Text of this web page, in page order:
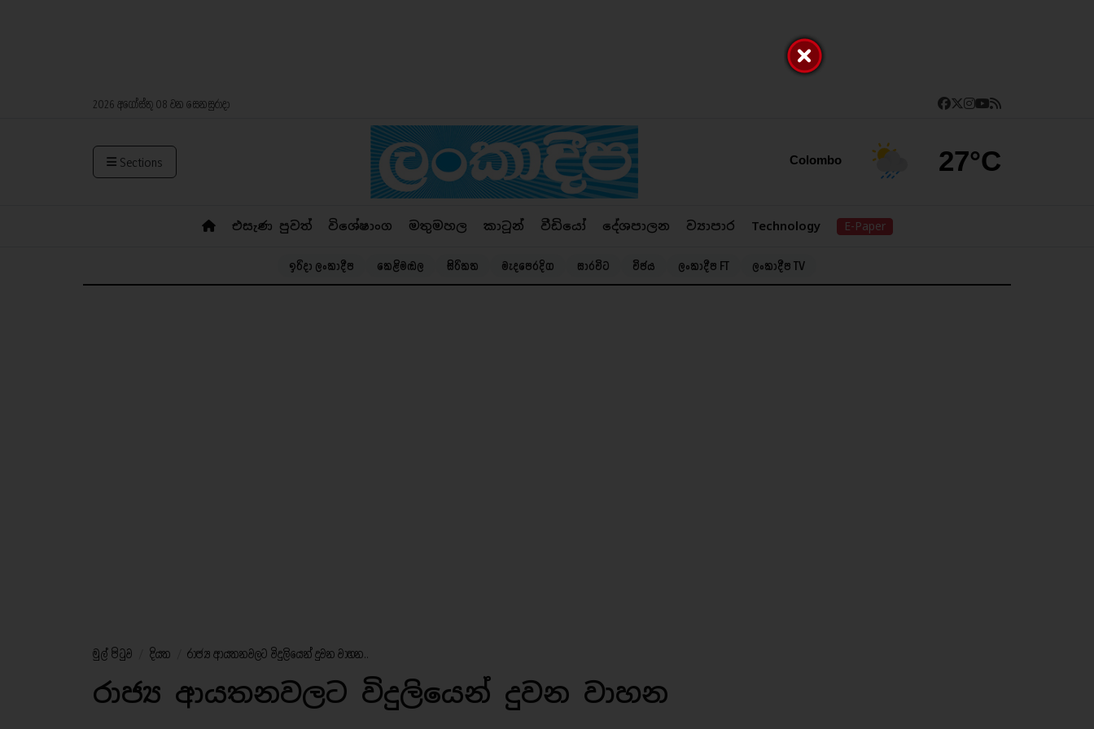
2026 අගෝස්තු 08 වන සෙනසුරාදා
Sections Colombo 27°C
එසැණ පුවත් විශේෂාංග මතුමහල කාටූන් වීඩියෝ දේශපාලන ව්‍යාපාර Technology E-Paper
ඉරිදා ලංකාදීප කෙළිමඬල සිරිකත මැදපෙරදිග සාරවිට විජය ලංකාදීප FT ලංකාදීප TV
මුල් පිටුව දියත රාජ්‍ය ආයතනවලට විදුලියෙන් දුවන වාහන..
රාජ්‍ය ආයතනවලට විදුලියෙන් දුවන වාහන